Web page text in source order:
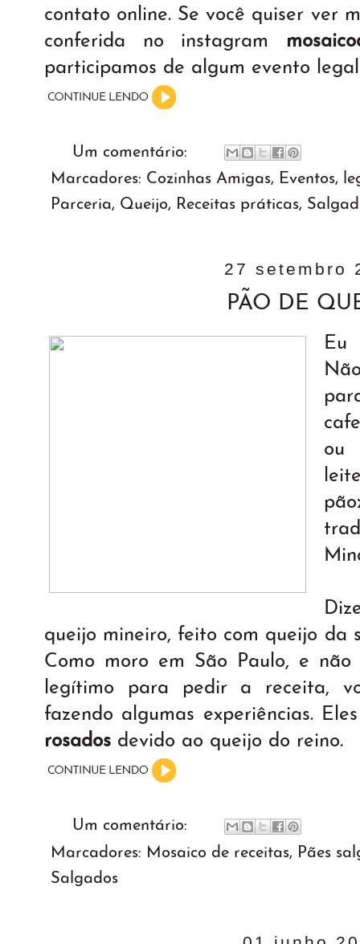
contato online. Se você quiser ver
conferida no instagram
participamos de algum evento
Um comentário:
Marcadores: Cozinhas Amigas, Eventos,
Parceria, Queijo, Receitas práticas,
27 setembro
PÃO DE
Eu
ou
queijo mineiro, feito com queijo da
Como moro em São Paulo, e não
legítimo para pedir a receita,
fazendo algumas experiências.
rosados devido ao queijo do reino.
Um comentário:
Marcadores: Mosaico de receitas, Pães
Salgados